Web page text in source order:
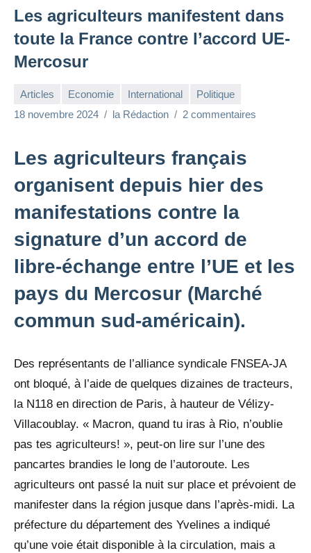
Les agriculteurs manifestent dans
toute la France contre l’accord UE-
Mercosur
Articles Economie International
Politique
18 novembre 2024
la Rédaction 2 commentaires
Les agriculteurs français
organisent depuis hier des
manifestations contre la
signature d’un accord de
libre-échange entre l’UE et les
pays du Mercosur (Marché
commun sud-américain).
Des représentants de l’alliance syndicale FNSEA-JA
ont bloqué, à l’aide de quelques dizaines de tracteurs,
la N118 en direction de Paris, à hauteur de Vélizy-
Villacoublay. « Macron, quand tu iras à Rio, n’oublie
pas tes agriculteurs! », peut-on lire sur l’une des
pancartes brandies le long de l’autoroute. Les
agriculteurs ont passé la nuit sur place et prévoient de
manifester dans la région jusque dans l’après-midi. La
préfecture du département des Yvelines a indiqué
qu’une voie était disponible à la circulation, mais a